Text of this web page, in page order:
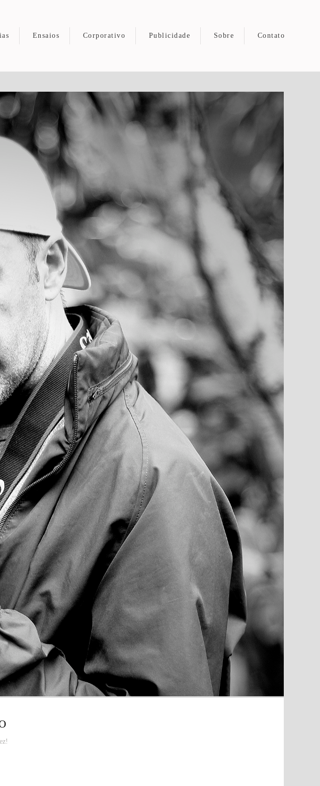
Ensaios Corporativo Publicidade Sobre Contato